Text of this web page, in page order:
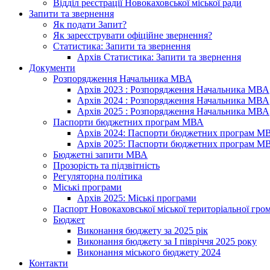
Відділ реєстрації Новокаховської міської ради
Запити та звернення
Як подати Запит?
Як зареєструвати офіційне звернення?
Статистика: Запити та звернення
Архів Статистика: Запити та звернення
Документи
Розпорядження Начальника МВА
Архів 2023 : Розпорядження Начальника МВА
Архів 2024 : Розпорядження Начальника МВА
Архів 2025 : Розпорядження Начальника МВА
Паспорти бюджетних програм МВА
Архів 2024: Паспорти бюджетних програм
Архів 2025: Паспорти бюджетних програм
Бюджетні запити МВА
Прозорість та підзвітність
Регуляторна політика
Міські програми
Архів 2025: Міські програми
Паспорт Новокаховської міської територіальної
Бюджет
Виконання бюджету за 2025 рік
Виконання бюджету за І півріччя 2025 року
Виконання міського бюджету 2024
Контакти